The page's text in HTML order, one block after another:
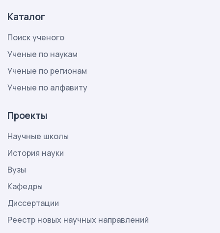
Каталог
Поиск ученого
Ученые по наукам
Ученые по регионам
Ученые по алфавиту
Проекты
Научные школы
История науки
Вузы
Кафедры
Диссертации
Реестр новых научных направлений